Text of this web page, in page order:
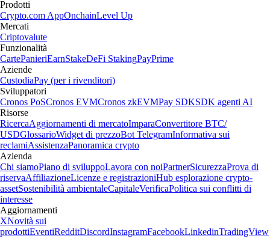
Prodotti
Crypto.com AppOnchainLevel Up
Mercati
Criptovalute
Funzionalità
CartePanieriEarnStakeDeFi StakingPayPrime
Aziende
CustodiaPay (per i rivenditori)
Sviluppatori
Cronos PoSCronos EVMCronos zkEVMPay SDKSDK agenti AI
Risorse
RicercaAggiornamenti di mercatoImparaConvertitore BTC/
USDGlossarioWidget di prezzoBot TelegramInformativa sui
reclamiAssistenzaPanoramica crypto
Azienda
Chi siamoPiano di sviluppoLavora con noiPartnerSicurezzaProva di
riservaAffiliazioneLicenze e registrazioniHub esplorazione crypto-
assetSostenibilità ambientaleCapitaleVerificaPolitica sui conflitti di
interesse
Aggiornamenti
XNovità sui
prodottiEventiRedditDiscordInstagramFacebookLinkedinTradingView